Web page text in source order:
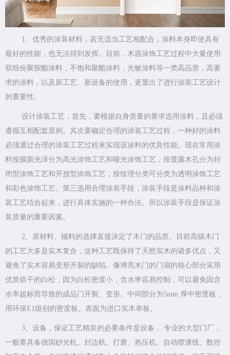
1、优秀的涂装材料，若无适当工艺相配合，涂料本身即使具有
最好的性能，也无法得到发挥。目前，木器涂饰工艺过程中大量使用
双组份聚胺酯涂料，不饱和聚酯涂料，光敏涂料等一类高品质，高要
求的涂料，以及新工艺、新设备的使用，更显出了进行涂装工艺设计
的重要性。
设计涂装工艺，首先，要根据自身质量的要求选用涂料，且必须
遵循互相配套原则。其次要确定合理的涂装工艺过程，一种好的涂料
必须通过合理的涂装工艺过程来实现该涂料的优良性能。现在常用涂
料按膜面光泽分为高光涂饰工艺和哑光涂饰工艺，按显露木孔分为封
闭型涂饰工艺和开放型涂饰工艺，按纹理分类可分类为透明涂饰工艺
和彩色涂饰工艺。第三选用合理涂装手段，涂装手段是涂料品种和涂
装工艺结合起来，进行具体实施的一种办法。所以涂装手段是保证涂
装质量的重要因素。
2、原材料、辅料的选择直接决定了木门的品质。目前高级木门
的工艺大多是实木复合，这种工艺既保持了天然实木的诸多优点，又
避免了实木容易变形开裂的缺陷。像博亮木门的门扇的核心部分采用
优质烘干的白松，因为白松密度小，含水率容易控制，可以避免因含
水率超标而导致的成品门开裂、变形。中间部分为5mm 厚中密度板，
用环保E1级别的密度板。表面为进口实木单板。
3、设备，保证工艺精良的必要条件是设备， 专业的大型门厂，
一般要具备德国砂光机、封边机、打磨、热压机、自动喷漆线、数控